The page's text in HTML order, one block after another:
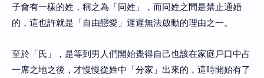
子會有一樣的姓，稱之為「同姓」，而同姓之間是禁止通婚
的，這也許就是「自由戀愛」遲遲無法啟動的理由之一。
至於「氏」，是等到男人們開始覺得自己也該在家庭戶口中占
一席之地之後，才慢慢從姓中「分家」出來的，這時開始有了